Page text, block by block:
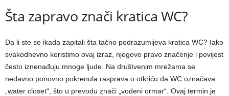
Šta zapravo znači kratica WC?
Da li ste se ikada zapitali šta tačno podrazumijeva kratica WC? Iako
svakodnevno koristimo ovaj izraz, njegovo pravo značenje i povijest
često iznenađuju mnoge ljude. Na društvenim mrežama se
nedavno ponovno pokrenula rasprava o otkriću da WC označava
„water closet“, što u prevodu znači „vodeni ormar“. Ovaj termin je